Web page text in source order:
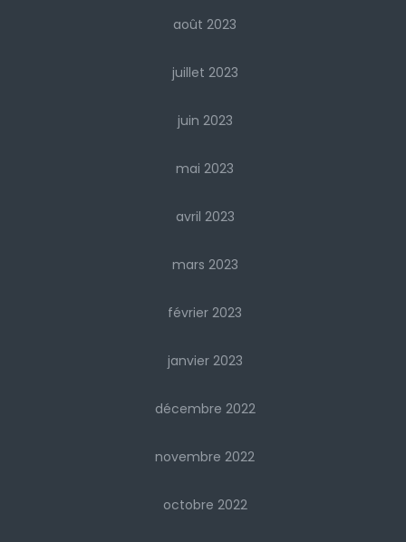
août 2023
juillet 2023
juin 2023
mai 2023
avril 2023
mars 2023
février 2023
janvier 2023
décembre 2022
novembre 2022
octobre 2022